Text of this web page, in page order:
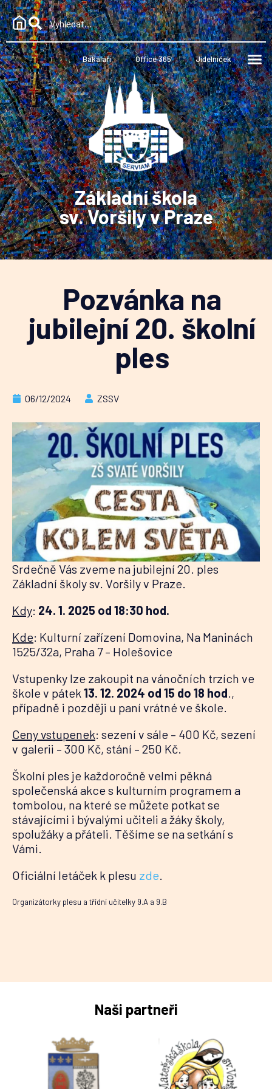
Bakaláři Office 365 Jídelníček
Základní škola
sv. Voršily v Praze
Pozvánka na
jubilejní 20. školní
ples
06/12/2024 ZSSV
Srdečně Vás zveme na jubilejní 20. ples
Základní školy sv. Voršily v Praze.
Kdy: 24. 1. 2025 od 18:30 hod.
Kde: Kulturní zařízení Domovina, Na Maninách
1525/32a, Praha 7 – Holešovice
Vstupenky lze zakoupit na vánočních trzích ve
škole v pátek 13. 12. 2024 od 15 do 18 hod.,
případně i později u paní vrátné ve škole.
Ceny vstupenek: sezení v sále – 400 Kč, sezení
v galerii – 300 Kč, stání – 250 Kč.
Školní ples je každoročně velmi pěkná
společenská akce s kulturním programem a
tombolou, na které se můžete potkat se
stávajícími i bývalými učiteli a žáky školy,
spolužáky a přáteli. Těšíme se na setkání s
Vámi.
Oficiální letáček k plesu zde.
Organizátorky plesu a třídní učitelky 9.A a 9.B
Naši partneři